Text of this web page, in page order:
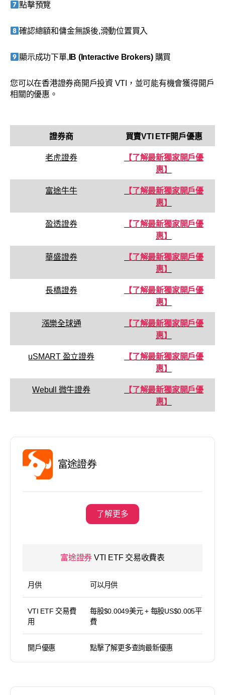
點擊預覽
確認總額和傭金無誤後,滑動位置買入
顯示成功下單, IB (Interactive Brokers) 購買
您可以在香港證券商開戶投資 VTI，並可能有機會獲得開戶
相關的優惠。
證券商 買賣VTI ETF開戶優惠
老虎證券
【了解最新獨家開戶優
惠】
富途牛牛
【了解最新獨家開戶優
惠】
盈透證券
【了解最新獨家開戶優
惠】
華盛證券
【了解最新獨家開戶優
惠】
長橋證券
【了解最新獨家開戶優
惠】
漲樂全球通
【了解最新獨家開戶優
惠】
uSMART 盈立證券
【了解最新獨家開戶優
惠】
Webull 微牛證券
【了解最新獨家開戶優
惠】
富途證券
了解更多
富途證券 VTI ETF 交易收費表
月供 可以月供
VTI ETF 交易費
用
每股$0.0049美元 + 每股US$0.005平台使用
費
開戶優惠 點擊了解更多查詢最新優惠